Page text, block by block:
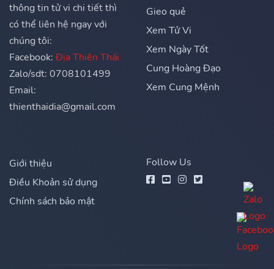
thông tin tử vi chi tiết thì
có thể liên hệ ngay với
chúng tôi:
Facebook: Địa Thiên Thái
Zalo/sdt: 0708101499
Email:
thienthaidia@gmail.com
Gieo quẻ
Xem Tử Vi
Xem Ngày Tốt
Cung Hoàng Đạo
Xem Cung Mệnh
Giới thiệu
Điều Khoản sử dụng
Chính sách bảo mật
Follow Us